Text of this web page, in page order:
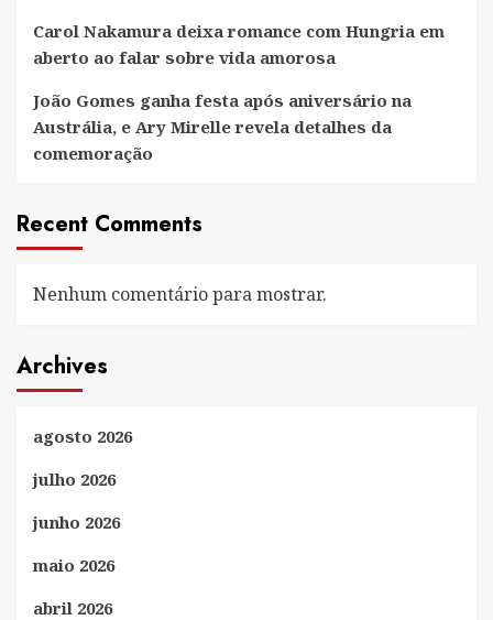
Carol Nakamura deixa romance com Hungria em
aberto ao falar sobre vida amorosa
João Gomes ganha festa após aniversário na
Austrália, e Ary Mirelle revela detalhes da
comemoração
Recent Comments
Nenhum comentário para mostrar.
Archives
agosto 2026
julho 2026
junho 2026
maio 2026
abril 2026